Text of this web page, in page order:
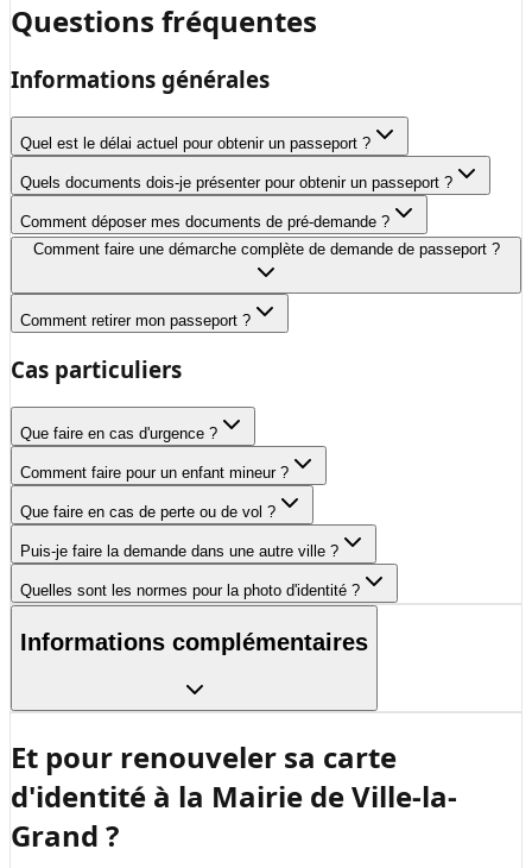
Questions fréquentes
Informations générales
Quel est le délai actuel pour obtenir un passeport ?
Quels documents dois-je présenter pour obtenir un passeport ?
Comment déposer mes documents de pré-demande ?
Comment faire une démarche complète de demande de passeport ?
Comment retirer mon passeport ?
Cas particuliers
Que faire en cas d'urgence ?
Comment faire pour un enfant mineur ?
Que faire en cas de perte ou de vol ?
Puis-je faire la demande dans une autre ville ?
Quelles sont les normes pour la photo d'identité ?
Informations complémentaires
Et pour renouveler sa carte
d'identité à la Mairie de Ville-la-
Grand ?